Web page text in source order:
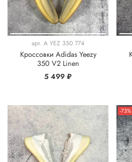
арт. A YEZ 350 774
Кроссовки Adidas Yeezy
350 V2 Linen
5 499 ₽
-73%